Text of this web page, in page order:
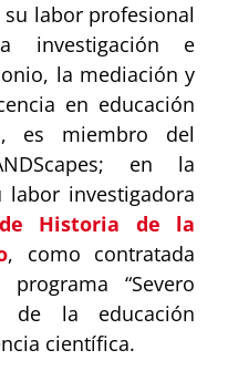
labor profesional
e
la mediación y
en educación
es miembro del
en la
investigadora
Historia de la
, como contratada
“Severo
de la educación
científica.